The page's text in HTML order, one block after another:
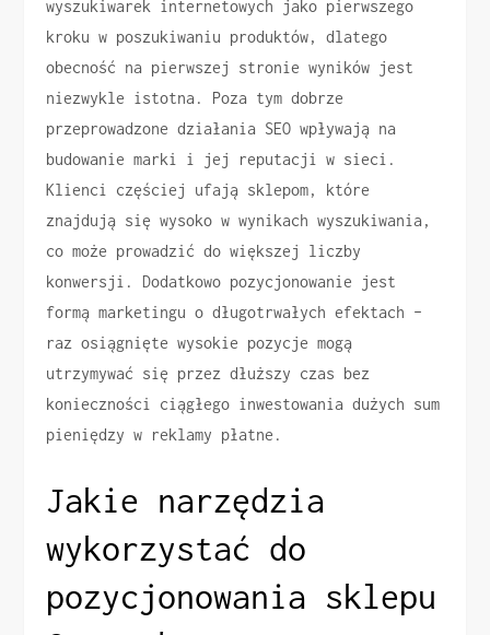
wyszukiwarek internetowych jako pierwszego
kroku w poszukiwaniu produktów, dlatego
obecność na pierwszej stronie wyników jest
niezwykle istotna. Poza tym dobrze
przeprowadzone działania SEO wpływają na
budowanie marki i jej reputacji w sieci.
Klienci częściej ufają sklepom, które
znajdują się wysoko w wynikach wyszukiwania,
co może prowadzić do większej liczby
konwersji. Dodatkowo pozycjonowanie jest
formą marketingu o długotrwałych efektach –
raz osiągnięte wysokie pozycje mogą
utrzymywać się przez dłuższy czas bez
konieczności ciągłego inwestowania dużych sum
pieniędzy w reklamy płatne.
Jakie narzędzia
wykorzystać do
pozycjonowania sklepu